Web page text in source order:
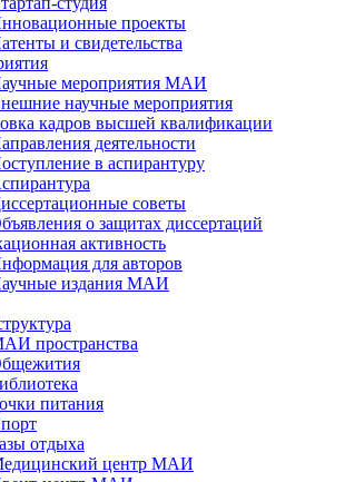
проекты
и свидетельства
мероприятия МАИ
научные мероприятия
кадров высшей квалификации
деятельности
в аспирантуру
советы
о защитах диссертаций
активность
для авторов
издания МАИ
пространства
питания
отдыха
центр МАИ